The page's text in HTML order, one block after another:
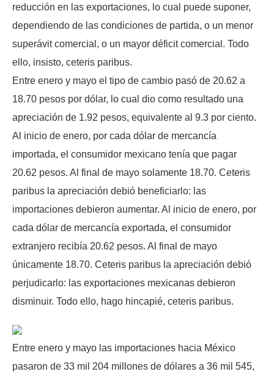
reducción en las exportaciones, lo cual puede suponer,
dependiendo de las condiciones de partida, o un menor
superávit comercial, o un mayor déficit comercial. Todo
ello, insisto, ceteris paribus.
Entre enero y mayo el tipo de cambio pasó de 20.62 a
18.70 pesos por dólar, lo cual dio como resultado una
apreciación de 1.92 pesos, equivalente al 9.3 por ciento.
Al inicio de enero, por cada dólar de mercancía
importada, el consumidor mexicano tenía que pagar
20.62 pesos. Al final de mayo solamente 18.70. Ceteris
paribus la apreciación debió beneficiarlo: las
importaciones debieron aumentar. Al inicio de enero, por
cada dólar de mercancía exportada, el consumidor
extranjero recibía 20.62 pesos. Al final de mayo
únicamente 18.70. Ceteris paribus la apreciación debió
perjudicarlo: las exportaciones mexicanas debieron
disminuir. Todo ello, hago hincapié, ceteris paribus.
Entre enero y mayo las importaciones hacia México
pasaron de 33 mil 204 millones de dólares a 36 mil 545,